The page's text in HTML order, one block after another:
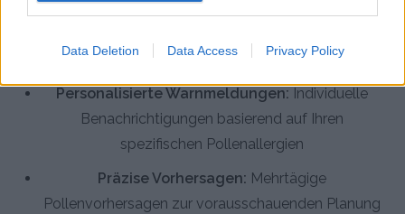
Data Deletion Data Access Privacy Policy
Zwickau
Personalisierte Warnmeldungen: Individuelle
Benachrichtigungen basierend auf Ihren
spezifischen Pollenallergien
Präzise Vorhersagen: Mehrtägige
Pollenvorhersagen zur vorausschauenden Planung